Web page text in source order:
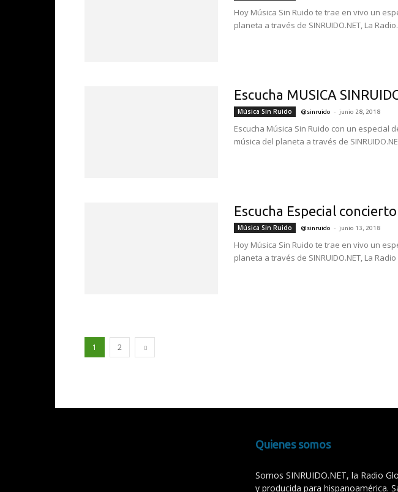
Hoy Música Sin Ruido te trae en vivo un
planeta a través de SINRUIDO.NET, La
Escucha MUSICA
Música Sin Ruido @sinruido - junio 28, 2018
Escucha Música Sin Ruido con un especial
música del planeta a través de
Escucha Especial
Música Sin Ruido @sinruido - junio 13, 2018
Hoy Música Sin Ruido te trae en vivo un
planeta a través de SINRUIDO.NET, La
1 2
Quienes somos
Somos SINRUIDO.NET, la Radio
y producida para hispanoamérica.